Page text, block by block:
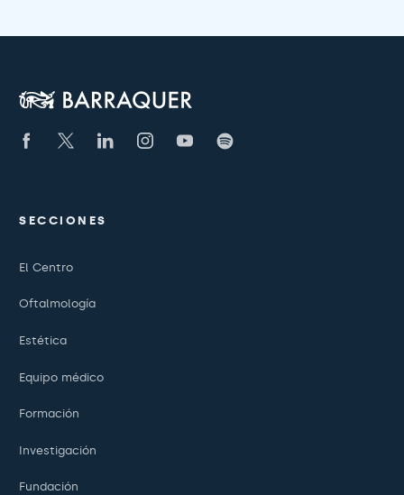
SECCIONES
El Centro
Oftalmología
Estética
Equipo médico
Formación
Investigación
Fundación